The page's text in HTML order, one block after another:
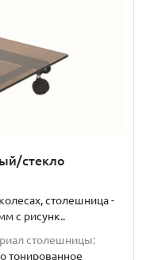
стекло
столешница -
с рисунк..
столешницы:
тонированное